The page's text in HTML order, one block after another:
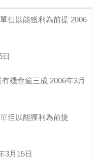
但以能獲利為前提 2006
日
機會逾三成 2006年3月
但以能獲利為前提
3月15日